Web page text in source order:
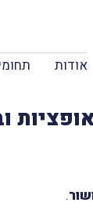
אודות
.